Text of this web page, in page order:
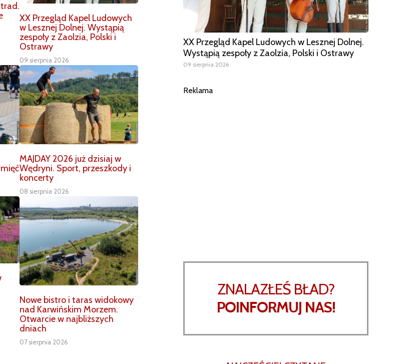
XX Przegląd Kapel Ludowych
w Lesznej Dolnej. Wystąpią
zespoły z Zaolzia, Polski i
Ostrawy
09 sierpnia 2026
MAJDAY 2026 już dzisiaj w
Wędryni. Sport, przeszkody i
koncerty
08 sierpnia 2026
Nowe bistro i taras widokowy
nad Karwińskim Morzem.
Otwarcie w najbliższych
dniach
07 sierpnia 2026
XX Przegląd Kapel Ludowych w Lesznej Dolnej.
Wystąpią zespoły z Zaolzia, Polski i Ostrawy
09 sierpnia 2026
Reklama
ZNALAZŁEŚ BŁAD?
POINFORMUJ NAS!